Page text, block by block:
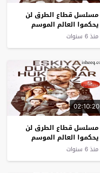
مسلسل قطاع الطرق لن
يحكموا العالم الموسم
الخامس الحلقة 23
منذ 6 سنوات
02:10:20
مسلسل قطاع الطرق لن
يحكموا العالم الموسم
الخامس الحلقة 21
منذ 6 سنوات